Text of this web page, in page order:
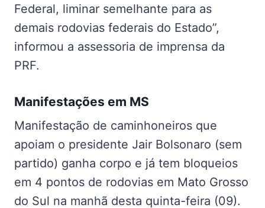
Federal, liminar semelhante para as
demais rodovias federais do Estado”,
informou a assessoria de imprensa da
PRF.
Manifestações em MS
Manifestação de caminhoneiros que
apoiam o presidente Jair Bolsonaro (sem
partido) ganha corpo e já tem bloqueios
em 4 pontos de rodovias em Mato Grosso
do Sul na manhã desta quinta-feira (09).